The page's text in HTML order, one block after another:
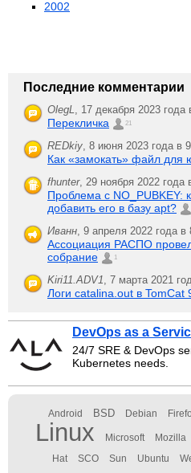
2002
Последние комментарии
OlegL, 17 декабря 2023
Перекличка 21
REDkiy, 8 июня 2023 года в
Как «замокать» файл для
fhunter, 29 ноября 2022 года
Проблема с NO_PUBKEY:
добавить его в базу apt?
Иванн, 9 апреля 2022 года
Ассоциация РАСПО
собрание
1
Kiri11.ADV1, 7 марта 2021
Логи catalina.out в
DevOps as a
24/7 SRE & DevOps
Kubernetes needs.
Android BSD Debian
Linux Microsoft Mozilla
Hat SCO Sun Ubuntu